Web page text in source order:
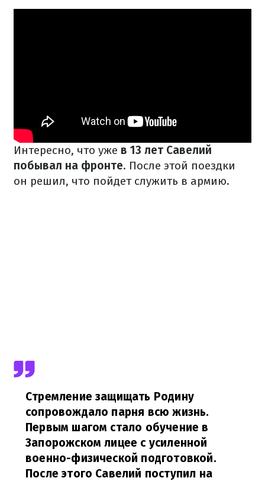
Интересно, что уже в 13 лет Савелий
побывал на фронте. После этой поездки
он решил, что пойдет служить в армию.
Стремление защищать Родину
сопровождало парня всю жизнь.
Первым шагом стало обучение в
Запорожском лицее с усиленной
военно-физической подготовкой.
После этого Савелий поступил на